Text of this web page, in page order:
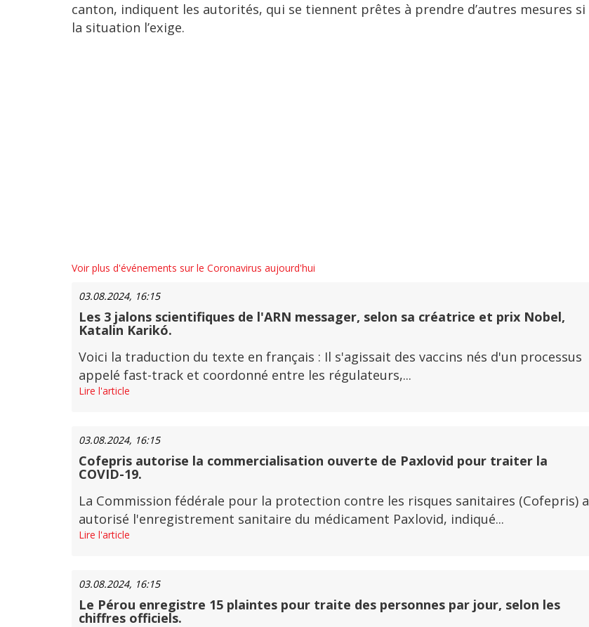
canton, indiquent les autorités, qui se tiennent prêtes à prendre d’autres mesures si
la situation l’exige.
Voir plus d'événements sur le Coronavirus aujourd'hui
03.08.2024, 16:15
Les 3 jalons scientifiques de l'ARN messager, selon sa créatrice et prix Nobel,
Katalin Karikó.
Voici la traduction du texte en français : Il s'agissait des vaccins nés d'un processus
appelé fast-track et coordonné entre les régulateurs,...
Lire l'article
03.08.2024, 16:15
Cofepris autorise la commercialisation ouverte de Paxlovid pour traiter la
COVID-19.
La Commission fédérale pour la protection contre les risques sanitaires (Cofepris) a
autorisé l'enregistrement sanitaire du médicament Paxlovid, indiqué...
Lire l'article
03.08.2024, 16:15
Le Pérou enregistre 15 plaintes pour traite des personnes par jour, selon les
chiffres officiels.